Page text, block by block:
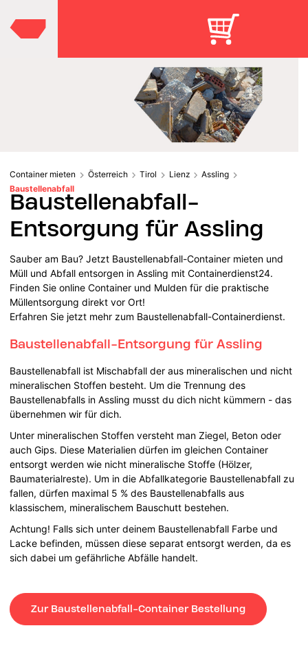
Container mieten Österreich Tirol Lienz
Assling
Baustellenabfall
Baustellenabfall-
Entsorgung für Assling
Sauber am Bau? Jetzt Baustellenabfall-Container mieten und
Müll und Abfall entsorgen in Assling mit Containerdienst24.
Finden Sie online Container und Mulden für die praktische
Müllentsorgung direkt vor Ort!
Erfahren Sie jetzt mehr zum Baustellenabfall-Containerdienst.
Baustellenabfall-Entsorgung für Assling
Baustellenabfall ist Mischabfall der aus mineralischen und nicht
mineralischen Stoffen besteht. Um die Trennung des
Baustellenabfalls in Assling musst du dich nicht kümmern - das
übernehmen wir für dich.
Unter mineralischen Stoffen versteht man Ziegel, Beton oder
auch Gips. Diese Materialien dürfen im gleichen Container
entsorgt werden wie nicht mineralische Stoffe (Hölzer,
Baumaterialreste). Um in die Abfallkategorie Baustellenabfall zu
fallen, dürfen maximal 5 % des Baustellenabfalls aus
klassischem, mineralischem Bauschutt bestehen.
Achtung! Falls sich unter deinem Baustellenabfall Farbe und
Lacke befinden, müssen diese separat entsorgt werden, da es
sich dabei um gefährliche Abfälle handelt.
Zur Baustellenabfall-Container Bestellung